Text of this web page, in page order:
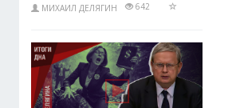
МИХАИЛ ДЕЛЯГИН 642